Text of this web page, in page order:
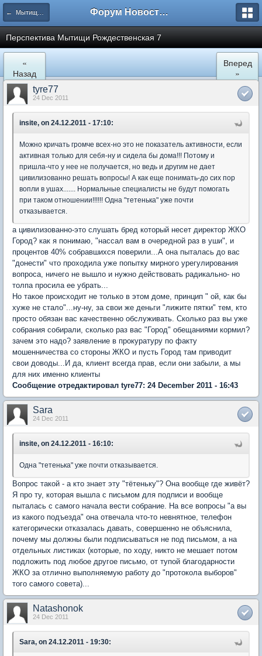
← Мытищи, Рождественская 7 Форум Новостройки
Перспектива Мытищи Рождественская 7
«
Назад
Вперед
»
tyre77
24 Dec 2011
insite, on 24.12.2011 - 17:10:
Можно кричать громче всех-но это не показатель активности, если
активная только для себя-ну и сидела бы дома!!! Потому и
пришла-что у нее не получается, но ведь и другим не дает
цивилизованно решать вопросы! А как еще понимать-до сих пор
вопли в ушах....... Нормальные специалисты не будут помогать
при таком отношении!!!!!! Одна "тетенька" уже почти
отказывается.
а цивилизованно-это слушать бред который несет директор ЖКО
Город? как я понимаю, "нассал вам в очередной раз в уши", и
процентов 40% собравшихся поверили...А она пыталась до вас
"донести" что проходила уже попытку мирного урегулирования
вопроса, ничего не вышло и нужно действовать радикально- но
толпа просила ее убрать...
Но такое происходит не только в этом доме, принцип " ой, как бы
хуже не стало"...ну-ну, за свои же деньги "лижите пятки" тем, кто
просто обязан вас качественно обслуживать. Сколько раз вы уже
собрания собирали, сколько раз вас "Город" обещаниями кормил?
зачем это надо? заявление в прокуратуру по факту
мошенничества со стороны ЖКО и пусть Город там приводит
свои доводы...И да, клиент всегда прав, если они забыли, а мы
для них именно клиенты
Сообщение отредактировал tyre77: 24 December 2011 - 16:43
Sara
24 Dec 2011
insite, on 24.12.2011 - 16:10:
Одна "тетенька" уже почти отказывается.
Вопрос такой - а кто знает эту "тётеньку"? Она вообще где живёт?
Я про ту, которая вышла с письмом для подписи и вообще
пыталась с самого начала вести собрание. На все вопросы "а вы
из какого подъезда" она отвечала что-то невнятное, телефон
категорически отказалась давать, совершенно не объяснила,
почему мы должны были подписываться не под письмом, а на
отдельных листиках (которые, по ходу, никто не мешает потом
подложить под любое другое письмо, от тупой благодарности
ЖКО за отлично выполняемую работу до "протокола выборов"
того самого совета)...
Natashonok
24 Dec 2011
Sara, on 24.12.2011 - 19:30: